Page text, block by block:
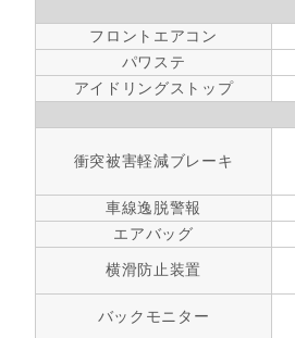
フロントエアコン
パワステ
アイドリングストップ
衝突被害軽減ブレーキ
車線逸脱警報
エアバッグ
横滑防止装置
バックモニター